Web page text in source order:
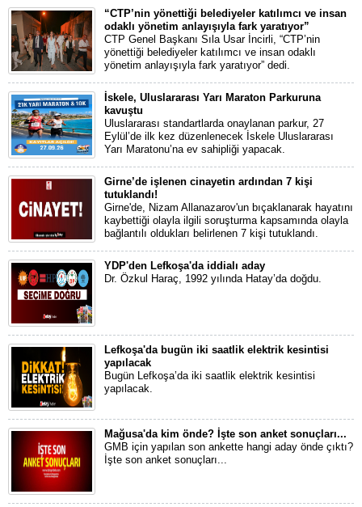
“CTP’nin yönettiği belediyeler katılımcı ve insan
odaklı yönetim anlayışıyla fark yaratıyor”
CTP Genel Başkanı Sıla Usar İncirli, “CTP’nin
yönettiği belediyeler katılımcı ve insan odaklı
yönetim anlayışıyla fark yaratıyor” dedi.
İskele, Uluslararası Yarı Maraton Parkuruna
kavuştu
Uluslararası standartlarda onaylanan parkur, 27
Eylül’de ilk kez düzenlenecek İskele Uluslararası
Yarı Maratonu’na ev sahipliği yapacak.
Girne’de işlenen cinayetin ardından 7 kişi
tutuklandı!
Girne'de, Nizam Allanazarov'un bıçaklanarak hayatını
kaybettiği olayla ilgili soruşturma kapsamında olayla
bağlantılı oldukları belirlenen 7 kişi tutuklandı.
YDP'den Lefkoşa'da iddialı aday
Dr. Özkul Haraç, 1992 yılında Hatay’da doğdu.
Lefkoşa'da bugün iki saatlik elektrik kesintisi
yapılacak
Bugün Lefkoşa’da iki saatlik elektrik kesintisi
yapılacak.
Mağusa'da kim önde? İşte son anket sonuçları...
GMB için yapılan son ankette hangi aday önde çıktı?
İşte son anket sonuçları...